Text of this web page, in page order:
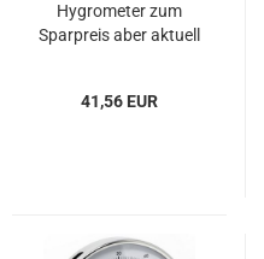
Hygrometer zum
Sparpreis aber aktuell
oder schwarz
41,56 EUR